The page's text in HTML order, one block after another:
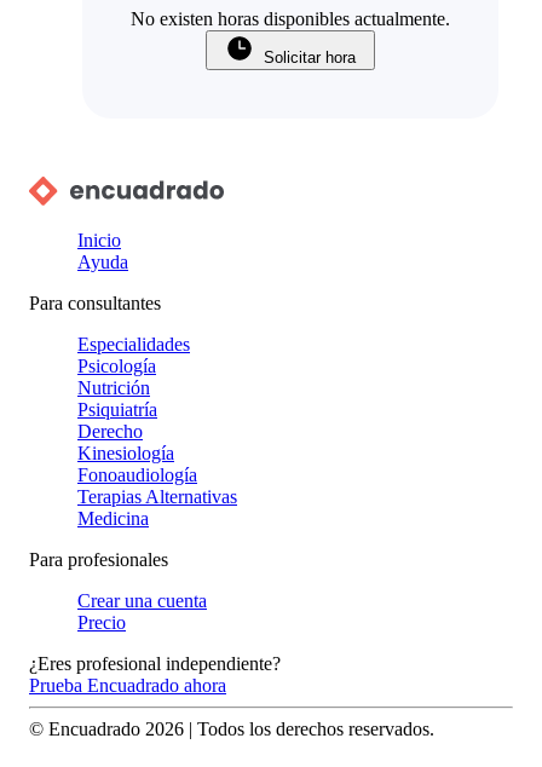
No existen horas disponibles actualmente.
Solicitar hora
Inicio
Ayuda
Para consultantes
Especialidades
Psicología
Nutrición
Psiquiatría
Derecho
Kinesiología
Fonoaudiología
Terapias Alternativas
Medicina
Para profesionales
Crear una cuenta
Precio
¿Eres profesional independiente?
Prueba Encuadrado ahora
© Encuadrado 2026 | Todos los derechos reservados.